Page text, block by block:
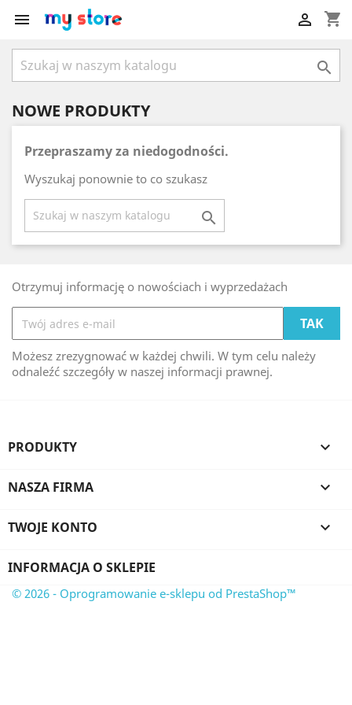
 shopping_cart


NOWE PRODUKTY
Przepraszamy za niedogodności.
Wyszukaj ponownie to co szukasz

Otrzymuj informację o nowościach i wyprzedażach
Możesz zrezygnować w każdej chwili. W tym celu należy
odnaleźć szczegóły w naszej informacji prawnej.
PRODUKTY 
NASZA FIRMA 
TWOJE KONTO 
INFORMACJA O SKLEPIE
© 2026 - Oprogramowanie e-sklepu od PrestaShop™